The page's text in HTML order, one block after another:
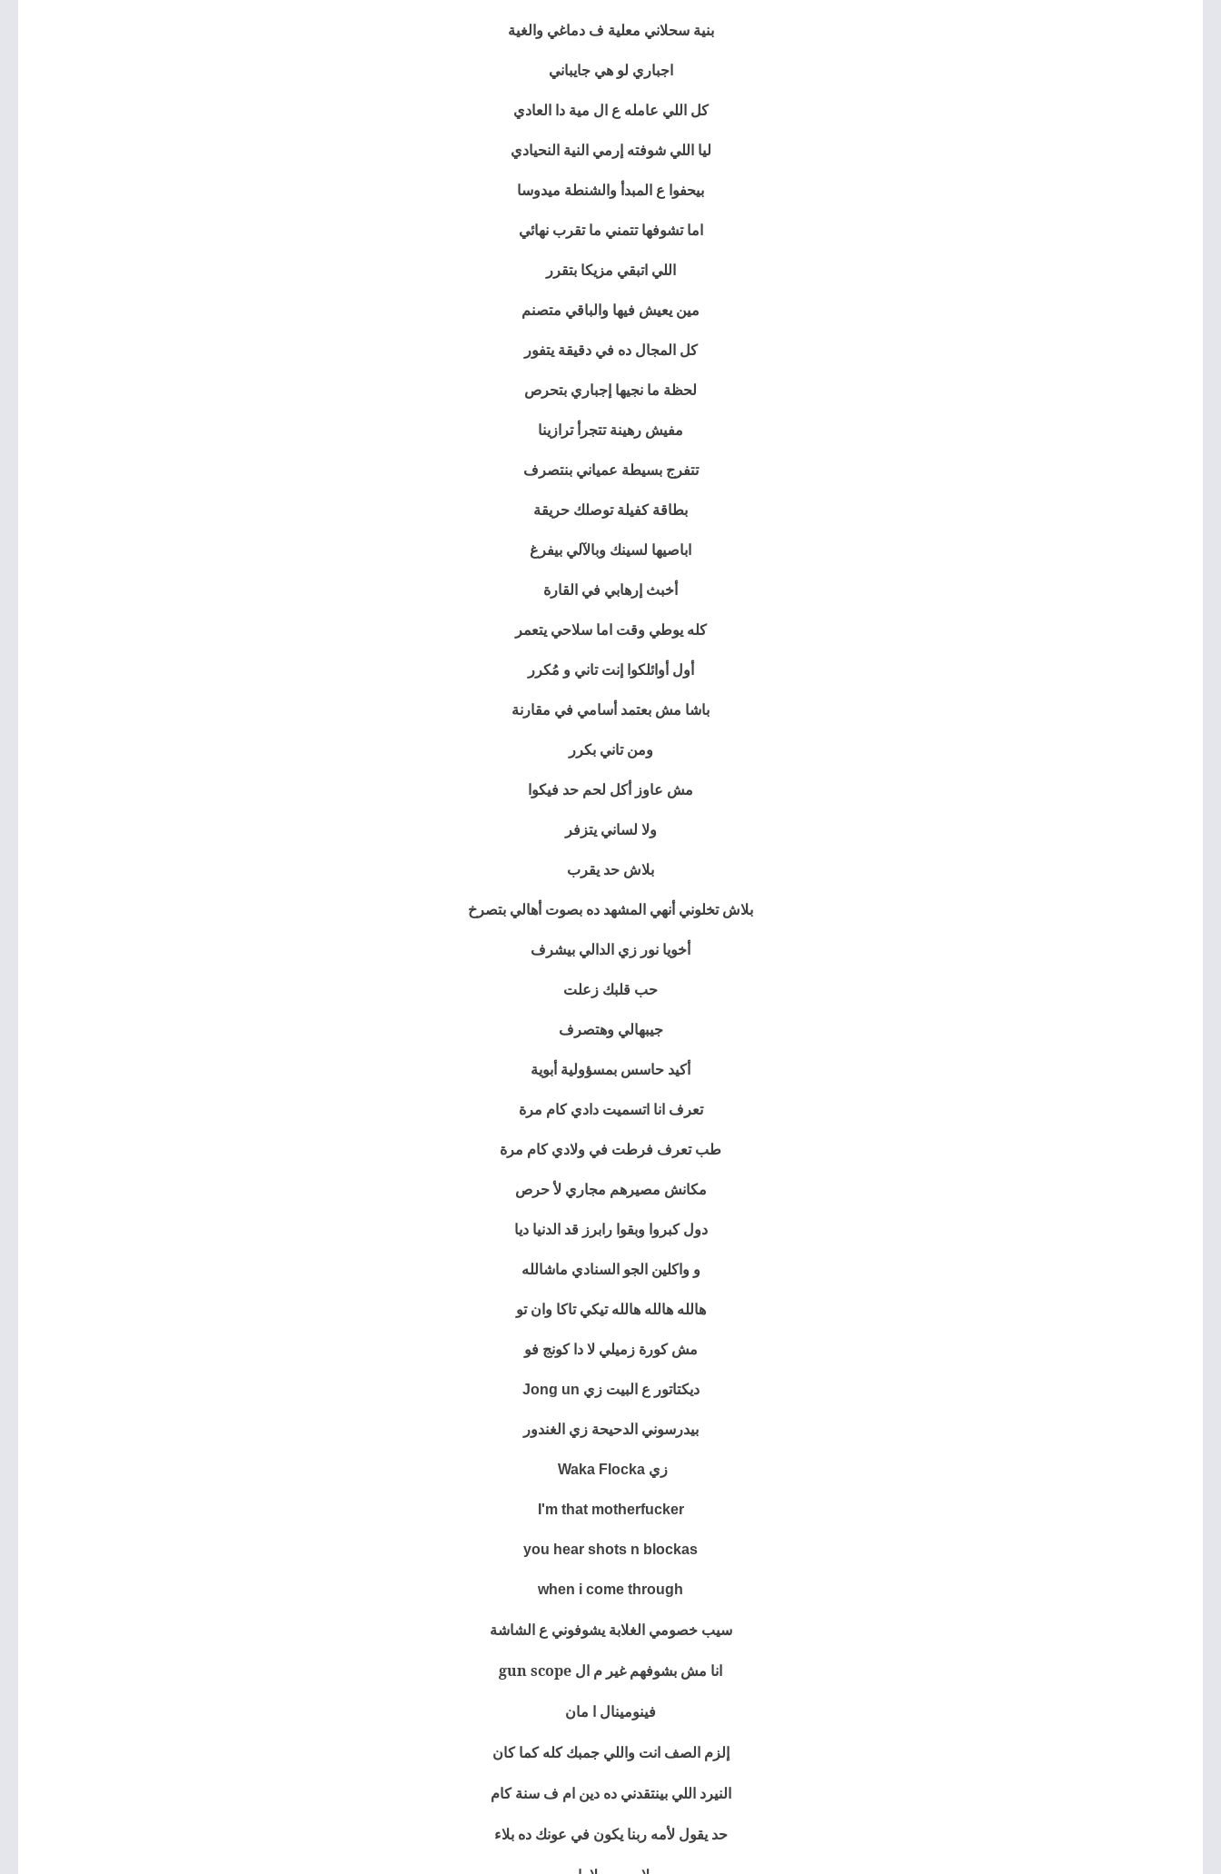
بنية سحلاني معلية ف دماغيوالغية
اجباري لو هي جايباني
كل اللي عامله ع ال مية دا العادي
ليا اللي شوفته إرمي النية النحيادي
بيحفوا ع المبدأ والشنطة ميدوسا
اما تشوفها تتمني ما تقرب نهائي
اللي اتبقي مزيكا بتقرر
مين يعيش فيها والباقي متصنم
كل المجال ده في دقيقة يتفور
لحظة ما نجيها إجباري بتحرص
مفيش رهينة تتجرأ ترازينا
تتفرجبسيطة عمياني بنتصرف
بطاقة كفيلة توصلك حريقة
اباصيها لسينك وبالآلي بيفرغ
أخبث إرهابي في القارة
كله يوطي وقت اما سلاحي يتعمر
أول أوائلكوا إنت تاني و مُكرر
باشا مش بعتمد أسامي في مقارنة
ومن تاني بكرر
مش عاوز أكل لحم حد فيكوا
ولا لساني يتزفر
بلاش حد يقرب
بلاش تخلوني أنهي المشهد ده بصوت أهالي بتصرخ
أخويا نور زي الدالي بيشرف
حب قلبك زعلت
جيبهالي وهتصرف
أكيد حاسس بمسؤولية أبوية
تعرف انا اتسميت دادي كام مرة
طب تعرف فرطت في ولادي كام مرة
مكانش مصيرهم مجاري لأ حرص
دول كبروا وبقوا رابرز قد الدنيا ديا
و واكلين الجو السنادي ماشالله
هالله هالله هالله تيكي تاكا وان تو
مش كورة زميلي لا دا كونج فو
ديكتاتور ع البيت زي Jong un
بيدرسوني الدحيحة زي الغندور
زي Waka Flocka
I'm that motherfucker
you hear shots n blockas
when i come through
سيب خصومي الغلابة يشوفوني ع الشاشة
انا مش بشوفهم غير م ال gun scope
فينومينال ا مان
إلزم الصف انت واللي جمبك كله كما كان
النيرد اللي بينتقدني ده دين ام ف سنةكام
حد يقول لأمه ربنا يكون في عونك ده بلاء